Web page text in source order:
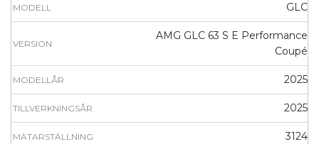
MODELL GLC
VERSION
AMG GLC 63 S E Performance
Coupé
MODELLÅR 2025
TILLVERKNINGSÅR 2025
MÄTARSTÄLLNING 3124